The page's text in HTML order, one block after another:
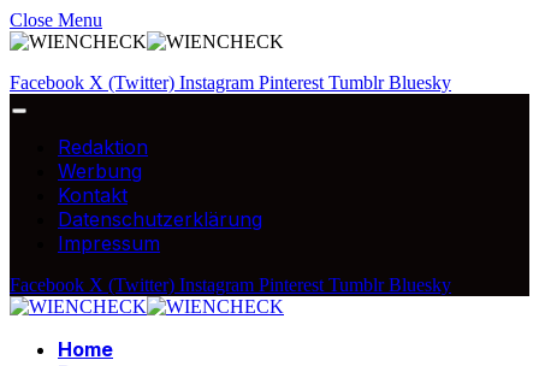
Close Menu
Facebook X (Twitter) Instagram Pinterest Tumblr Bluesky
Redaktion
Werbung
Kontakt
Datenschutzerklärung
Impressum
Facebook X (Twitter) Instagram Pinterest Tumblr Bluesky
Home